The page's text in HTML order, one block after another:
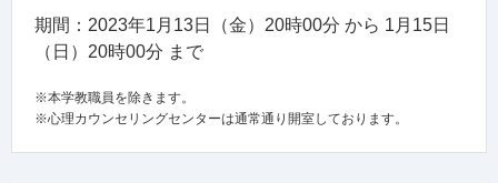
期間：2023年1月13日（金）20時00分 から 1月15日
（日）20時00分 まで
※本学教職員を除きます。
※心理カウンセリングセンターは通常通り開室しております。